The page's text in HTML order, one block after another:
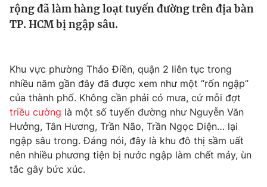
Thế giới
Thế giới đó đây
Câu chuyện quốc tế
Tài chính
Thị trường
Góc doanh nghiệp
Dữ liệu và đời sống
Truyền hình
Phim VTV
Hậu trường
Giải trí
rộng đã làm hàng loạt tuyến đường trên địa bàn
TP. HCM bị ngập sâu.
Khu vực phường Thảo Điền, quận 2 liên tục trong
nhiều năm gần đây đã được xem như một “rốn ngập”
của thành phố. Không cần phải có mưa, cứ mỗi đợt
triều cường là một số tuyến đường như Nguyễn Văn
Hưởng, Tân Hương, Trần Não, Trần Ngọc Diện… lại
ngập sâu trong. Đáng nói, đây là khu đô thị sầm uất
nên nhiều phương tiện bị nước ngập làm chết máy, ùn
tắc gây bức xúc.